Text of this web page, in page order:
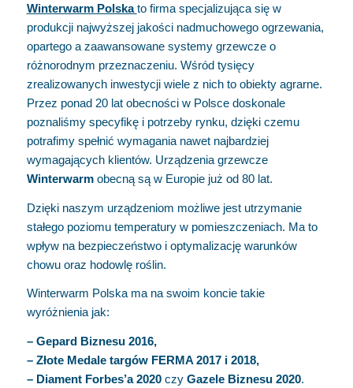
Winterwarm Polskato firma specjalizująca się w
produkcji najwyższej jakości nadmuchowego ogrzewania,
opartego a zaawansowane systemy grzewcze o
różnorodnym przeznaczeniu. Wśród tysięcy
zrealizowanych inwestycji wiele z nich to obiekty agrarne.
Przez ponad 20 lat obecności w Polsce doskonale
poznaliśmy specyfikę i potrzeby rynku, dzięki czemu
potrafimy spełnić wymagania nawet najbardziej
wymagających klientów. Urządzenia grzewcze
Winterwarm obecną są w Europie już od 80 lat.
Dzięki naszym urządzeniom możliwe jest utrzymanie
stałego poziomu temperatury w pomieszczeniach. Ma to
wpływ na bezpieczeństwo i optymalizację warunków
chowu oraz hodowlę roślin.
Winterwarm Polska ma na swoim koncie takie
wyróżnienia jak:
– Gepard Biznesu 2016,
– Złote Medale targów FERMA 2017 i 2018,
– Diament Forbes’a 2020czy Gazele Biznesu 2020.